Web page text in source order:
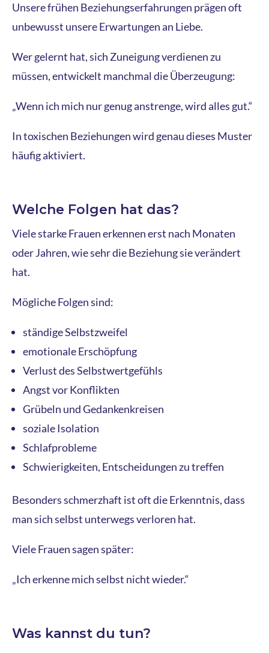
Unsere frühen Beziehungserfahrungen prägen oft
unbewusst unsere Erwartungen an Liebe.
Wer gelernt hat, sich Zuneigung verdienen zu
müssen, entwickelt manchmal die Überzeugung:
„Wenn ich mich nur genug anstrenge, wird alles gut.“
In toxischen Beziehungen wird genau dieses Muster
häufig aktiviert.
Welche Folgen hat das?
Viele starke Frauen erkennen erst nach Monaten
oder Jahren, wie sehr die Beziehung sie verändert
hat.
Mögliche Folgen sind:
ständige Selbstzweifel
emotionale Erschöpfung
Verlust des Selbstwertgefühls
Angst vor Konflikten
Grübeln und Gedankenkreisen
soziale Isolation
Schlafprobleme
Schwierigkeiten, Entscheidungen zu treffen
Besonders schmerzhaft ist oft die Erkenntnis, dass
man sich selbst unterwegs verloren hat.
Viele Frauen sagen später:
„Ich erkenne mich selbst nicht wieder.“
Was kannst du tun?